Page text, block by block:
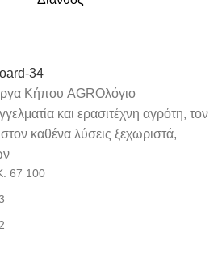
Κήπου AGROλόγιο
και ερασιτέχνη αγρότη, τον
καθένα λύσεις ξεχωριστά,
67 100